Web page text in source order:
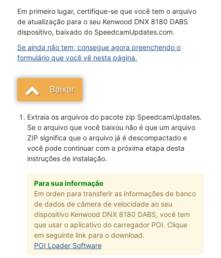
Em primeiro lugar, certifique-se que você tem o arquivo
de atualização para o seu Kenwood DNX 8180 DABS
dispositivo, baixado do SpeedcamUpdates.com.
Se ainda não tem, consegue agora preenchendo o
formulário que você vê nesta página.
Baixar
Extraia os arquivos do pacote zip SpeedcamUpdates.
Se o arquivo que você baixou não é que um arquivo
ZIP significa que o arquivo já é descompactado e
você pode continuar com a próxima etapa desta
instruções de instalação.
Para sua informação
Em orden para transferir as informações de banco
de dados de câmera de velocidade ao seu
dispositivo Kenwood DNX 8180 DABS, você tem
que usar o aplicativo do carregador POI. Clique
em seguinte link para o download.
POI Loader Software